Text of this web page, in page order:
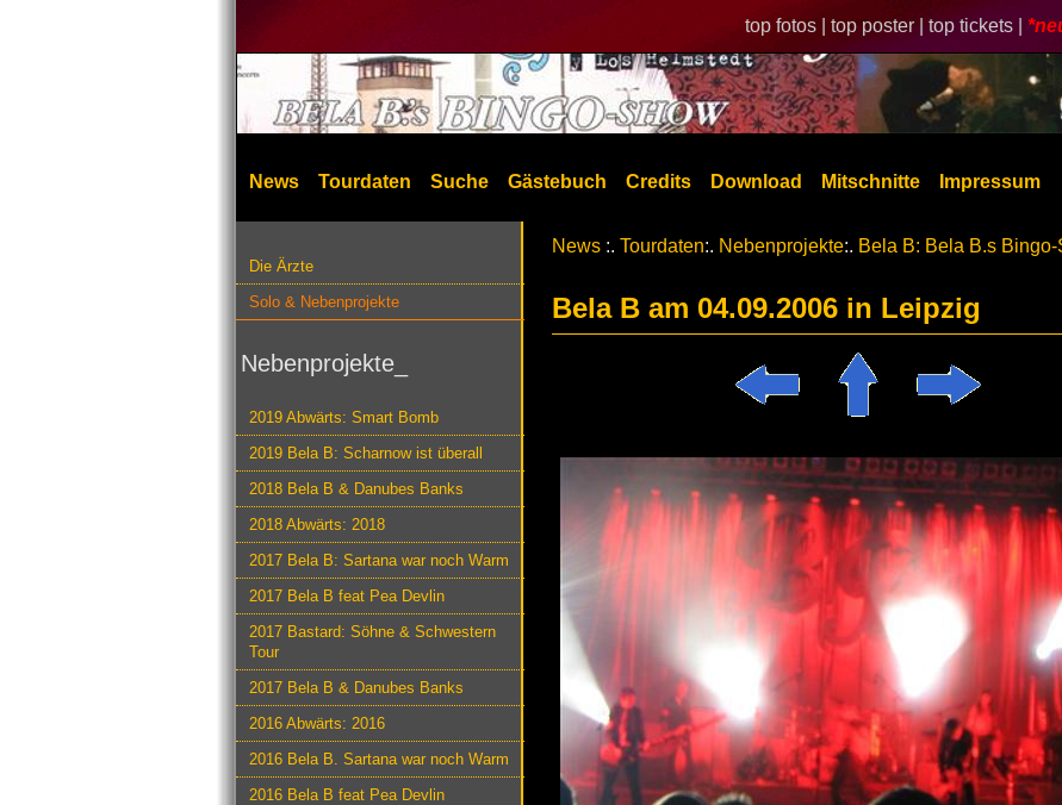
top fotos | top poster | top tickets |
News Tourdaten Suche Gästebuch Credits Download Mitschnitte Impressum
Die Ärzte
Solo & Nebenprojekte
Nebenprojekte_
2019 Abwärts: Smart Bomb
2019 Bela B: Scharnow ist überall
2018 Bela B & Danubes Banks
2018 Abwärts: 2018
2017 Bela B: Sartana war noch Warm
2017 Bela B feat Pea Devlin
2017 Bastard: Söhne & Schwestern
Tour
2017 Bela B & Danubes Banks
2016 Abwärts: 2016
2016 Bela B. Sartana war noch Warm
2016 Bela B feat Pea Devlin
News :. Tourdaten:. Nebenprojekte:. Bela B: Bela B.s
Bela B am 04.09.2006 in Leipzig